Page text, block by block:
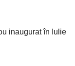
inaugurat în Iulie